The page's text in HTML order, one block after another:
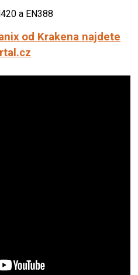
a EN388
od Krakena najdete